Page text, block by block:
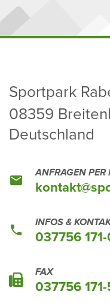
Sport­park
08359
Deutsch­land
ANFRAGEN PER
INFOS &
037756
FAX
037756